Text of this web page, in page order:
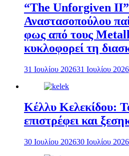
“The Unforgiven
Αναστασοπούλου
φως από τους
κυκλοφορεί τη
31 Ιουλίου 202631 Ιουλίου 2026
Κέλλυ Κελεκίδου:
επιστρέφει και
30 Ιουλίου 202630 Ιουλίου 2026